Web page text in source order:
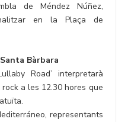
de Méndez Núñez,
en la Plaça de
Bàrbara
Road’ interpretarà
a les 12.30 hores que
representants